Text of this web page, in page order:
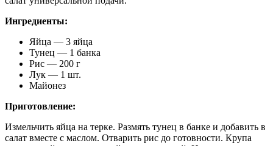
Ингредиенты:
Яйца — 3 яйца
Тунец — 1 банка
Рис — 200 г
Лук — 1 шт.
Майонез
Приготовление:
Измельчить яйца на терке. Размять тунец в банке и добавить в
салат вместе с маслом. Отварить рис до готовности. Крупа